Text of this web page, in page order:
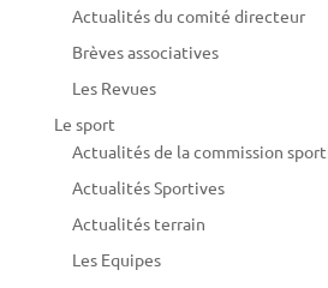
Actualités du comité directeur
Brèves associatives
Les Revues
Le sport
Actualités de la commission
Actualités Sportives
Actualités terrain
Les Equipes